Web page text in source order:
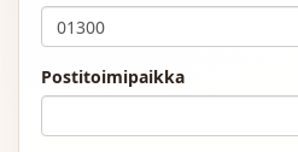
Postitoimipaikka